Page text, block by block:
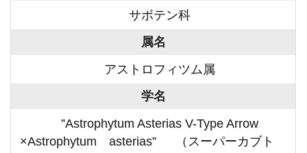
サボテン科
属名
アストロフィツム属
学名
”Astrophytum Asterias V-Type Arrow
×Astrophytum asterias” （スーパーカブト